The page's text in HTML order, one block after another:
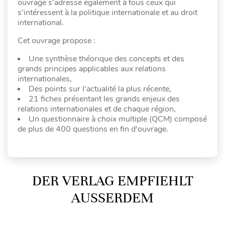
ouvrage s’adresse également à tous ceux qui
s’intéressent à la politique internationale et au droit
international.
Cet ouvrage propose :
Une synthèse théorique des concepts et des
grands principes applicables aux relations
internationales,
Des points sur l’actualité la plus récente,
21 fiches présentant les grands enjeux des
relations internationales et de chaque région,
Un questionnaire à choix multiple (QCM) composé
de plus de 400 questions en fin d'ouvrage.
DER VERLAG EMPFIEHLT
AUSSERDEM